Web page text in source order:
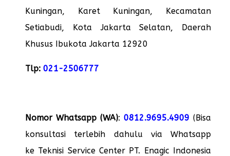
Kuningan, Karet Kuningan, Kecamatan
Setiabudi, Kota Jakarta Selatan, Daerah
Khusus Ibukota Jakarta 12920
Tlp: 021-2506777
Nomor Whatsapp (WA): 0812.9695.4909 (Bisa
konsultasi terlebih dahulu via Whatsapp
ke Teknisi Service Center PT. Enagic Indonesia